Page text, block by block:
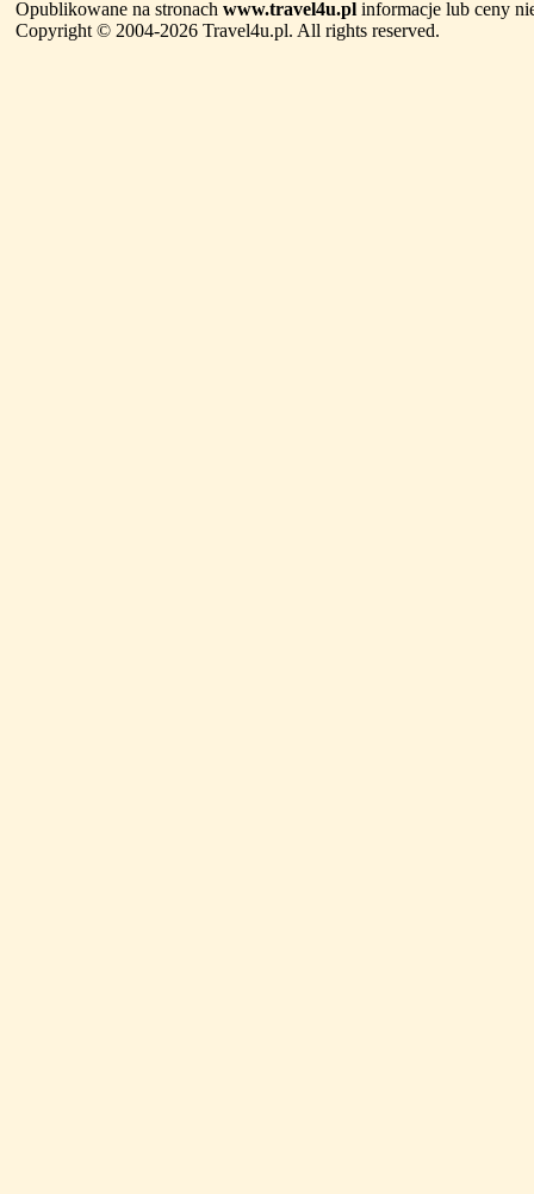
Opublikowane na stronach www.travel4u.pl informacje lub ceny
Copyright © 2004-2026 Travel4u.pl. All rights reserved.